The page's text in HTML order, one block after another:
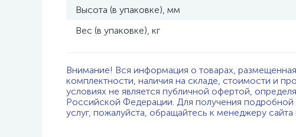
Высота (в упаковке), мм
Вес (в упаковке), кг
Внимание! Вся информация о товарах,
комплектности, наличия на складе, стоимости и
условиях не является публичной офертой,
Российской Федерации. Для получения
услуг, пожалуйста, обращайтесь к менеджеру